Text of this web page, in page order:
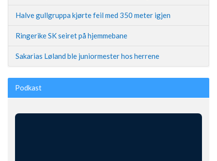
Halve gullgruppa kjørte feil med 350 meter igjen
Ringerike SK seiret på hjemmebane
Sakarias Løland ble juniormester hos herrene
Podkast